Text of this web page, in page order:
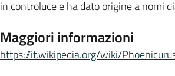
in controluce e ha dato origine a nomi
Maggiori informazioni
https://it.wikipedia.org/wiki/